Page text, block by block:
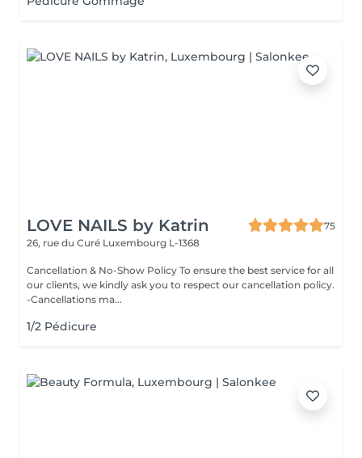
LOVE NAILS by Katrin
75
26, rue du Curé Luxembourg L-1368
Cancellation & No-Show Policy To ensure the best service for all
our clients, we kindly ask you to respect our cancellation policy.
-Cancellations ma...
1/2 Pédicure